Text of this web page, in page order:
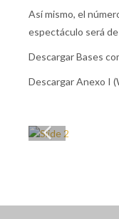
Así mismo, el
espectáculo será
Descargar Bases
Descargar Anexo I